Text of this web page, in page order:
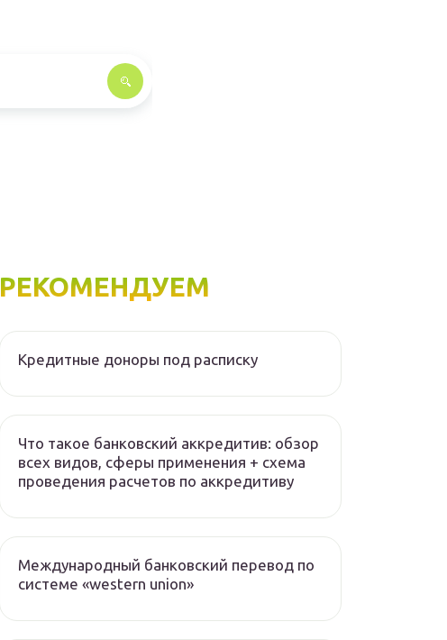
РЕКОМЕНДУЕМ
Кредитные доноры под расписку
Что такое банковский аккредитив: обзор
всех видов, сферы применения + схема
проведения расчетов по аккредитиву
Международный банковский перевод по
системе «western union»